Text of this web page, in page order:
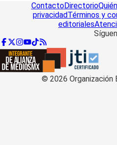
ContactoDirectorio
privacidadTérminos y
editoriales
© 2026 Organización